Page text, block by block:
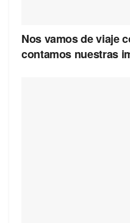
Nos vamos de viaje
contamos nuestras